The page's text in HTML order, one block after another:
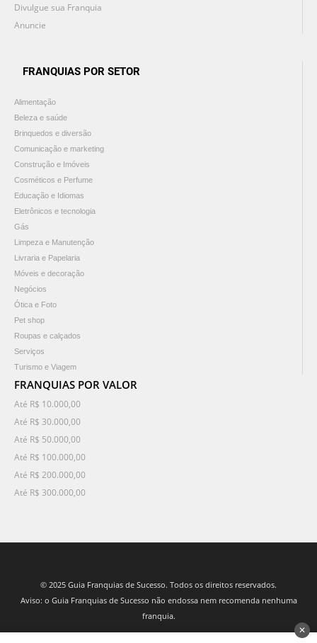
Divulgue sua Franquia
Anuncie
FRANQUIAS POR SETOR
Alimentação
Beleza e saúde
Brinquedos e diversão
Comunicação e marketing
Construção e Imóveis
Cosméticos e Perfume
Educação e Idiomas
Eletrônicos e tecnologia
Gás
Limpeza e Manutenção
Livraria e Papelaria
Móveis e decoração
Negócios
Ótica e Foto
Pet shop
Roupas e calçados
Serviços
Turismo e Viagem
FRANQUIAS POR VALOR
Até R$ 10.000,00
Até R$ 30.000,00
Até R$ 50.000,00
Até R$ 100.000,00
Até R$ 200.000,00
Até R$ 300.000,00
© 2025 Guia Franquias de Sucesso. Todos os direitos reservados.
Aviso: o Guia Franquias de Sucesso não endossa nem recomenda nenhuma
franquia.
✕